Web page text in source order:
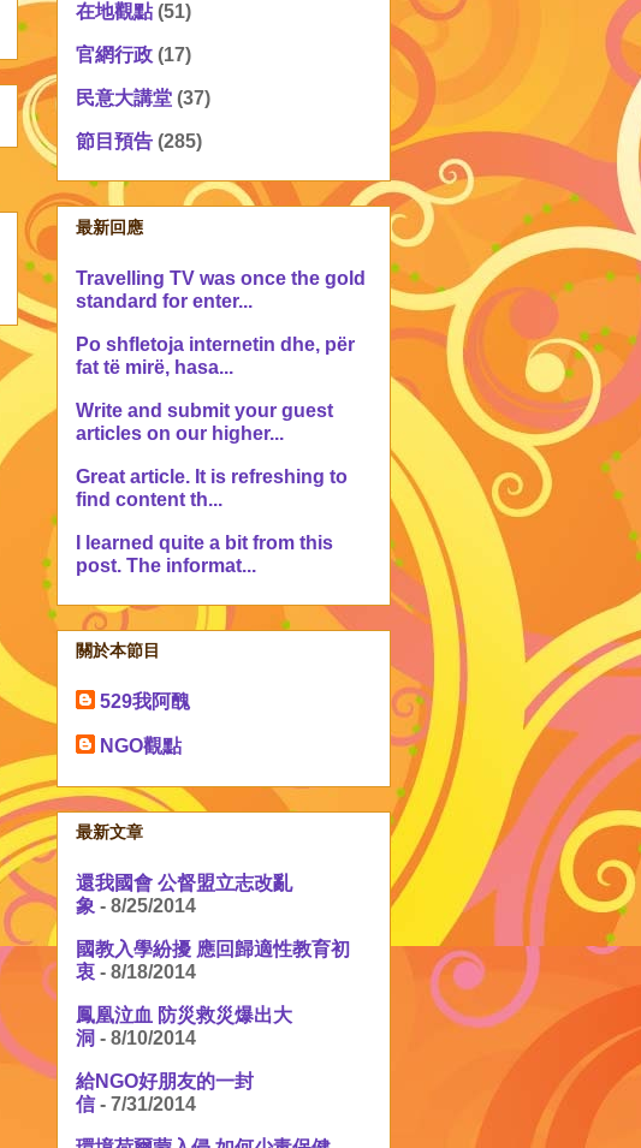
在地觀點 (51)
官網行政 (17)
民意大講堂 (37)
節目預告 (285)
最新回應
Travelling TV was once the gold
standard for enter...
Po shfletoja internetin dhe, për
fat të mirë, hasa...
Write and submit your guest
articles on our higher...
Great article. It is refreshing to
find content th...
I learned quite a bit from this
post. The informat...
關於本節目
529我阿醜
NGO觀點
最新文章
還我國會 公督盟立志改亂
象 - 8/25/2014
國教入學紛擾 應回歸適性教育初
衷 - 8/18/2014
鳳凰泣血 防災救災爆出大
洞 - 8/10/2014
給NGO好朋友的一封
信 - 7/31/2014